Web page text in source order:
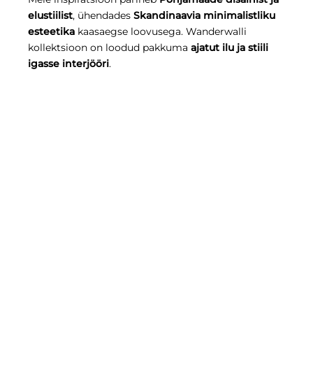
elustiilist, ühendades Skandinaavia minimalistliku
esteetikakaasaegse loovusega. Wanderwalli
kollektsioon on loodud pakkuma ajatut ilu ja stiili
igasse interjööri.